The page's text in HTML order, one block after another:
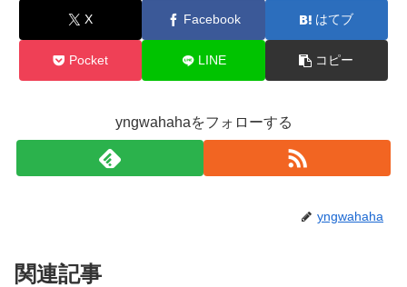
X Facebook はてブ
Pocket LINE コピー
yngwahahaをフォローする
yngwahaha
関連記事